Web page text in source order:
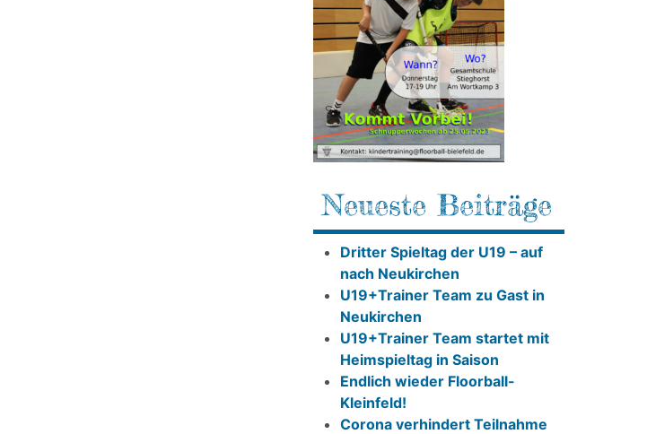
Neueste Beiträge
Dritter Spieltag der U19 – auf
nach Neukirchen
U19+Trainer Team zu Gast in
Neukirchen
U19+Trainer Team startet mit
Heimspieltag in Saison
Endlich wieder Floorball-
Kleinfeld!
Corona verhindert Teilnahme